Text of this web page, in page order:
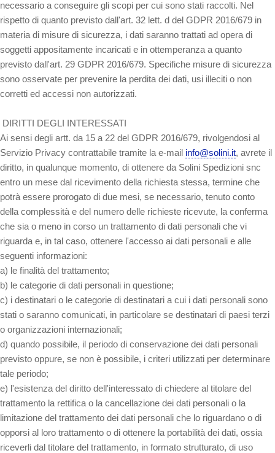
necessario a conseguire gli scopi per cui sono stati raccolti. Nel
rispetto di quanto previsto dall'art. 32 lett. d del GDPR 2016/679 in
materia di misure di sicurezza, i dati saranno trattati ad opera di
soggetti appositamente incaricati e in ottemperanza a quanto
previsto dall'art. 29 GDPR 2016/679. Specifiche misure di sicurezza
sono osservate per prevenire la perdita dei dati, usi illeciti o non
corretti ed accessi non autorizzati.
DIRITTI DEGLI INTERESSATI
Ai sensi degli artt. da 15 a 22 del GDPR 2016/679, rivolgendosi al
Servizio Privacy contrattabile tramite la e-mail info@solini.it, avrete il
diritto, in qualunque momento, di ottenere da Solini Spedizioni snc
entro un mese dal ricevimento della richiesta stessa, termine che
potrà essere prorogato di due mesi, se necessario, tenuto conto
della complessità e del numero delle richieste ricevute, la conferma
che sia o meno in corso un trattamento di dati personali che vi
riguarda e, in tal caso, ottenere l'accesso ai dati personali e alle
seguenti informazioni:
a) le finalità del trattamento;
b) le categorie di dati personali in questione;
c) i destinatari o le categorie di destinatari a cui i dati personali sono
stati o saranno comunicati, in particolare se destinatari di paesi terzi
o organizzazioni internazionali;
d) quando possibile, il periodo di conservazione dei dati personali
previsto oppure, se non è possibile, i criteri utilizzati per determinare
tale periodo;
e) l'esistenza del diritto dell'interessato di chiedere al titolare del
trattamento la rettifica o la cancellazione dei dati personali o la
limitazione del trattamento dei dati personali che lo riguardano o di
opporsi al loro trattamento o di ottenere la portabilità dei dati, ossia
riceverli dal titolare del trattamento, in formato strutturato, di uso